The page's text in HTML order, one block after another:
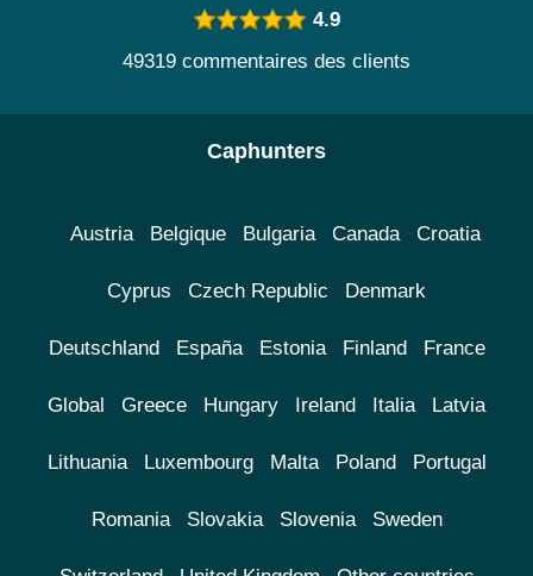
4.9
49319 commentaires des clients
Caphunters
Austria Belgique Bulgaria Canada Croatia
Cyprus Czech Republic Denmark
Deutschland España Estonia Finland France
Global Greece Hungary Ireland Italia Latvia
Lithuania Luxembourg Malta Poland Portugal
Romania Slovakia Slovenia Sweden